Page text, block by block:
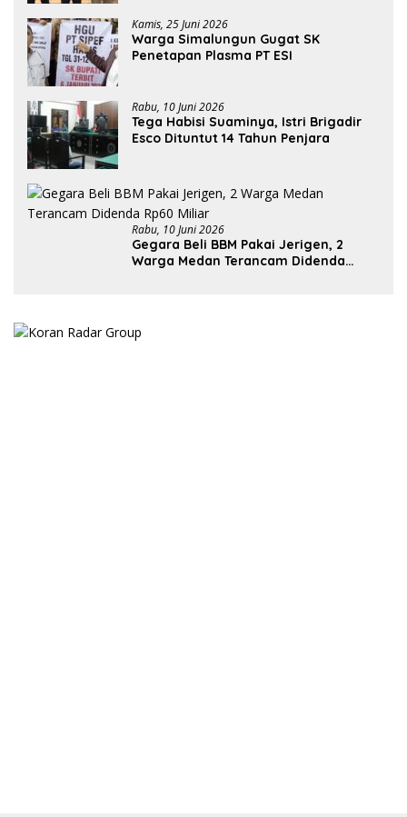
Kamis, 25 Juni 2026
Warga Simalungun Gugat SK
Penetapan Plasma PT ESI
Rabu, 10 Juni 2026
Tega Habisi Suaminya, Istri Brigadir
Esco Dituntut 14 Tahun Penjara
Rabu, 10 Juni 2026
Gegara Beli BBM Pakai Jerigen, 2
Warga Medan Terancam Didenda